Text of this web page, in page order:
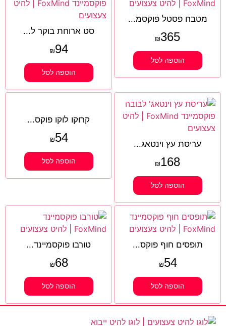
מטבח פסטל פוקסמ...
₪365
הוספה לסל
סט ארוחת בוקר ל...
₪94
הוספה לסל
עריסת עץ וינטאג...
₪168
הוספה לסל
קרוקו לוקו פוקס...
₪54
הוספה לסל
תופסים חוף פוקס...
₪54
הוספה לסל
טורבו פוקסמיינד...
₪68
הוספה לסל